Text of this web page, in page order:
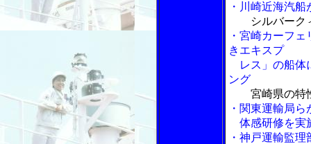
・川崎近海汽
シルバーク
・宮崎カーフ
きエキスプ
レス」の船体
ング
宮崎県の特
・関東運輸局
体感研修を実
・神戸運輸監